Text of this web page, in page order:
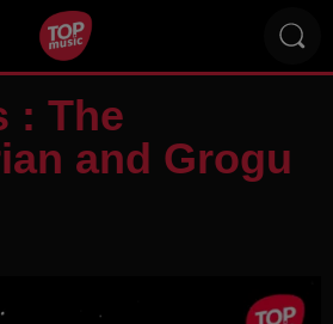
: The
and Grogu